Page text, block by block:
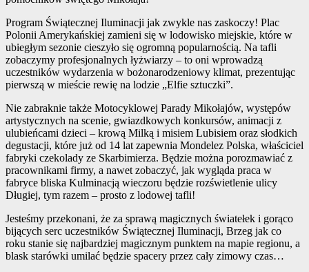
Program Świątecznej Iluminacji jak zwykle nas zaskoczy! Plac
Polonii Amerykańskiej zamieni się w lodowisko miejskie, które w
ubiegłym sezonie cieszyło się ogromną popularnością. Na tafli
zobaczymy profesjonalnych łyżwiarzy – to oni wprowadzą
uczestników wydarzenia w bożonarodzeniowy klimat, prezentując
pierwszą w mieście rewię na lodzie „Elfie sztuczki”.
Nie zabraknie także Motocyklowej Parady Mikołajów, występów
artystycznych na scenie, gwiazdkowych konkursów, animacji z
ulubieńcami dzieci – krową Milką i misiem Lubisiem oraz słodkich
degustacji, które już od 14 lat zapewnia Mondelez Polska, właściciel
fabryki czekolady ze Skarbimierza. Będzie można porozmawiać z
pracownikami firmy, a nawet zobaczyć, jak wygląda praca w
fabryce bliska Kulminacją wieczoru będzie rozświetlenie ulicy
Długiej, tym razem – prosto z lodowej tafli!
Jesteśmy przekonani, że za sprawą magicznych światełek i gorąco
bijących serc uczestników Świątecznej Iluminacji, Brzeg jak co
roku stanie się najbardziej magicznym punktem na mapie regionu, a
blask starówki umilać będzie spacery przez cały zimowy czas…